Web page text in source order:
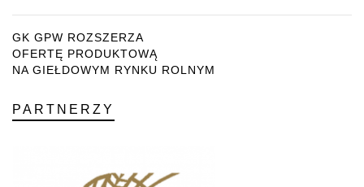
GK GPW ROZSZERZA
OFERTĘ PRODUKTOWĄ
NA GIEŁDOWYM RYNKU ROLNYM
PARTNERZY